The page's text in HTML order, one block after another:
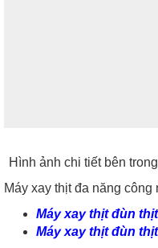
Hình ảnh chi tiết bên
Máy xay thịt đa năng công
Máy xay thịt đùn
Máy xay thịt đùn